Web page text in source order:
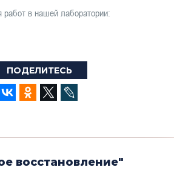
в нашей лаборатории:
ПОДЕЛИТЕСЬ
восстановление"